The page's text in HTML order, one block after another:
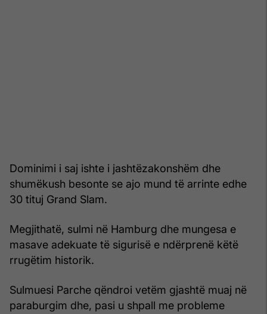
Dominimi i saj ishte i jashtëzakonshëm dhe
shumëkush besonte se ajo mund të arrinte edhe
30 tituj Grand Slam.
Megjithatë, sulmi në Hamburg dhe mungesa e
masave adekuate të sigurisë e ndërprenë këtë
rrugëtim historik.
Sulmuesi Parche qëndroi vetëm gjashtë muaj në
paraburgim dhe, pasi u shpall me probleme